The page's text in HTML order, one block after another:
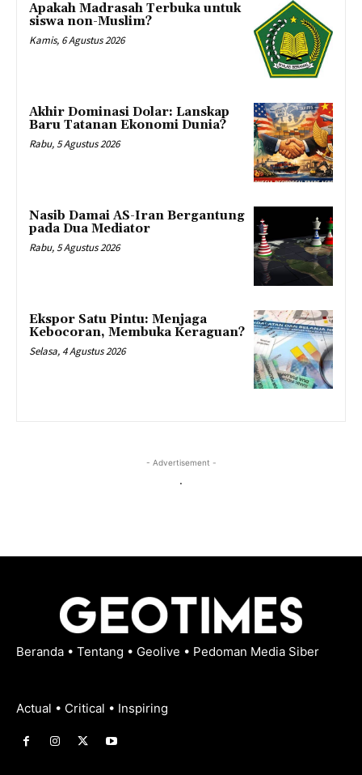
Apakah Madrasah Terbuka untuk
siswa non-Muslim?
Kamis, 6 Agustus 2026
Akhir Dominasi Dolar: Lanskap
Baru Tatanan Ekonomi Dunia?
Rabu, 5 Agustus 2026
Nasib Damai AS-Iran Bergantung
pada Dua Mediator
Rabu, 5 Agustus 2026
Ekspor Satu Pintu: Menjaga
Kebocoran, Membuka Keraguan?
Selasa, 4 Agustus 2026
- Advertisement -
.
Beranda • Tentang • Geolive • Pedoman Media Siber
Actual • Critical • Inspiring